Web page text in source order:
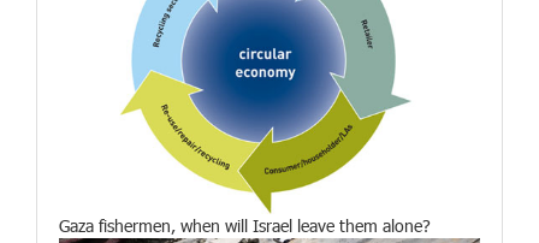
Gaza fishermen, when will Israel leave them alone?